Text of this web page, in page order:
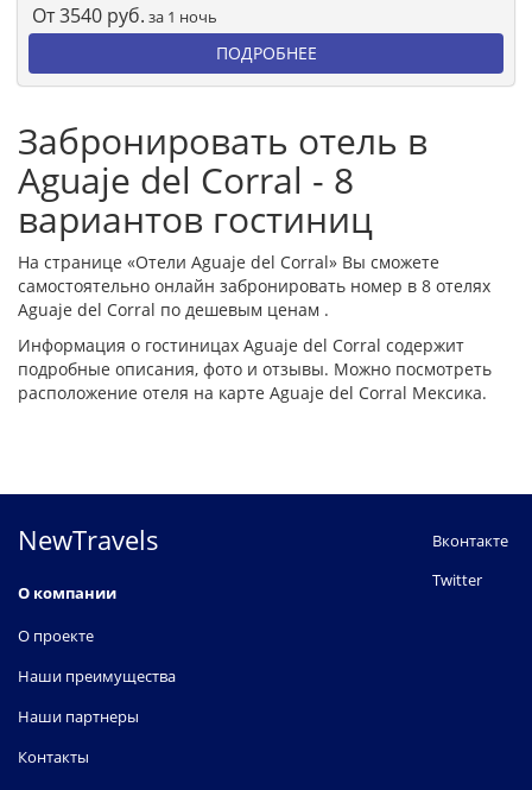
От3540 руб. за 1 ночь
ПОДРОБНЕЕ
Забронировать отель в
Aguaje del Corral - 8
вариантов гостиниц
На странице «Отели Aguaje del Corral» Вы сможете
самостоятельно онлайн забронировать номер в 8 отелях
Aguaje del Corral по дешевым ценам .
Информация о гостиницах Aguaje del Corral содержит
подробные описания, фото и отзывы. Можно посмотреть
расположение отеля на карте Aguaje del Corral Мексика.
NewTravels
О компании
О проекте
Наши преимущества
Наши партнеры
Контакты
Вконтакте
Twitter